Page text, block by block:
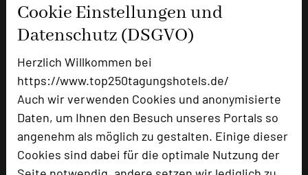
Cookie Einstellungen und
Datenschutz (DSGVO)
Herzlich Willkommen bei
https://www.top250tagungshotels.de/
Auch wir verwenden Cookies und anonymisierte
Daten, um Ihnen den Besuch unseres Portals so
angenehm als möglich zu gestalten. Einige dieser
Cookies sind dabei für die optimale Nutzung der
mail Email
language Homepage
zur Tagungsanfrage hinzufügen
Bewertung
Tagungsplaner